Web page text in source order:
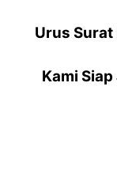
Urus Surat
Kami